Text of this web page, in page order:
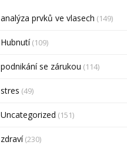
analýza prvků ve vlasech (149)
Hubnutí(109)
podnikání se zárukou (114)
stres (49)
Uncategorized (151)
zdraví(230)